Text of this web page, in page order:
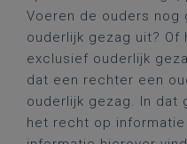
Voeren de ouders nog
ouderlijk gezag uit?
exclusief ouderlijk
dat een rechter een
ouderlijk gezag. In dat
het recht op